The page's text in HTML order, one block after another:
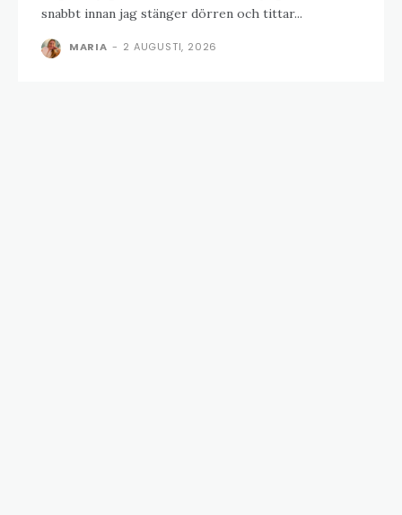
snabbt innan jag stänger dörren och tittar...
MARIA - 2 AUGUSTI, 2026